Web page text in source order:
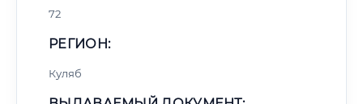
72
РЕГИОН:
Куляб